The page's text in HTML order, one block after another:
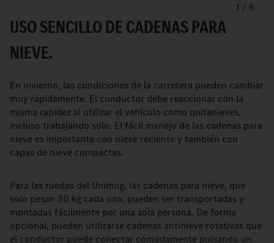
1 / 6
USO SENCILLO DE CADENAS PARA
NIEVE.
En invierno, las condiciones de la carretera pueden cambiar
muy rápidamente. El conductor debe reaccionar con la
misma rapidez al utilizar el vehículo como quitanieves,
incluso trabajando solo. El fácil manejo de las cadenas para
nieve es importante con nieve reciente y también con
capas de nieve compactas.
Para las ruedas del Unimog, las cadenas para nieve, que
solo pesan 30 kg cada una, pueden ser transportadas y
montadas fácilmente por una sola persona. De forma
opcional, pueden utilizarse cadenas antinieve rotativas que
el conductor puede conectar cómodamente pulsando un